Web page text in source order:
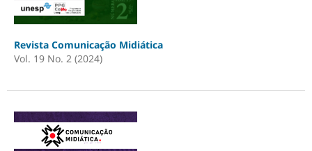
Revista Comunicação Midiática
Vol. 19 No. 2 (2024)